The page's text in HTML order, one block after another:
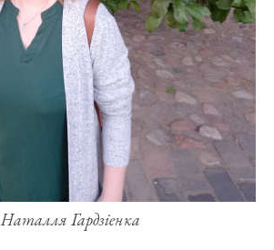
Наталля Гардзіенка